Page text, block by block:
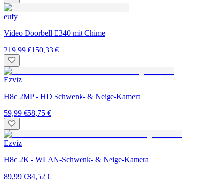
eufy
Video Doorbell E340 mit Chime
219,99 €150,33 €
Ezviz
H8c 2MP - HD Schwenk- & Neige-Kamera
59,99 €58,75 €
Ezviz
H8c 2K - WLAN-Schwenk- & Neige-Kamera
89,99 €84,52 €